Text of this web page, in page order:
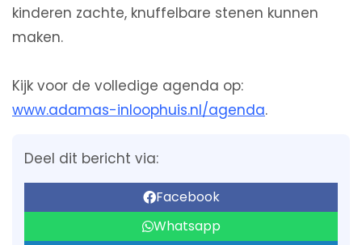
kinderen zachte, knuffelbare stenen kunnen
maken.
Kijk voor de volledige agenda op:
www.adamas-inloophuis.nl/agenda.
Deel dit bericht via:
Facebook
Whatsapp